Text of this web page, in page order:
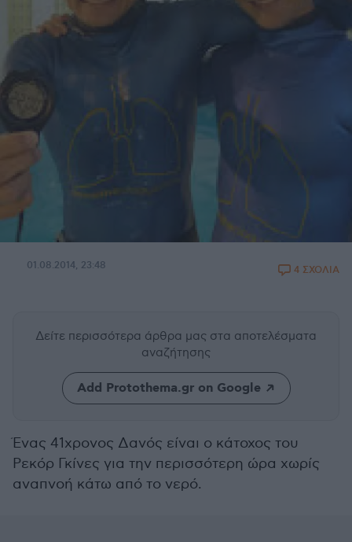
01.08.2014, 23:48 4 ΣΧΟΛΙΑ
Δείτε περισσότερα άρθρα μας στα αποτελέσματα
αναζήτησης
Add Protothema.gr on Google
Ένας 41χρονος Δανός είναι ο κάτοχος του
Ρεκόρ Γκίνες για την περισσότερη ώρα χωρίς
αναπνοή κάτω από το νερό.